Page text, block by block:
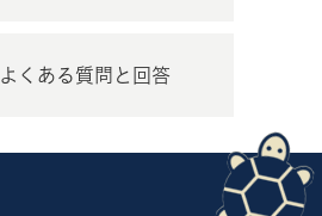
よくある質問と回答